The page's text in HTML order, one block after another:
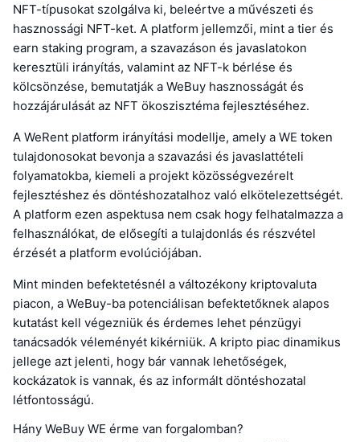
NFT-típusokat szolgálva ki, beleértve a művészeti és
hasznossági NFT-ket. A platform jellemzői, mint a tier és
earn staking program, a szavazáson és javaslatokon
keresztüli irányítás, valamint az NFT-k bérlése és
kölcsönzése, bemutatják a WeBuy hasznosságát és
hozzájárulását az NFT ökoszisztéma fejlesztéséhez.
A WeRent platform irányítási modellje, amely a WE token
tulajdonosokat bevonja a szavazási és javaslattételi
folyamatokba, kiemeli a projekt közösségvezérelt
fejlesztéshez és döntéshozatalhoz való elkötelezettségét.
A platform ezen aspektusa nem csak hogy felhatalmazza a
felhasználókat, de elősegíti a tulajdonlás és részvétel
érzését a platform evolúciójában.
Mint minden befektetésnél a változékony kriptovaluta
piacon, a WeBuy-ba potenciálisan befektetőknek alapos
kutatást kell végezniük és érdemes lehet pénzügyi
tanácsadók véleményét kikérniük. A kripto piac dinamikus
jellege azt jelenti, hogy bár vannak lehetőségek,
kockázatok is vannak, és az informált döntéshozatal
létfontosságú.
Hány WeBuy WE érme van forgalomban?